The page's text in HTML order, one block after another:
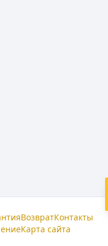
ВозвратКонтакты
Карта сайта